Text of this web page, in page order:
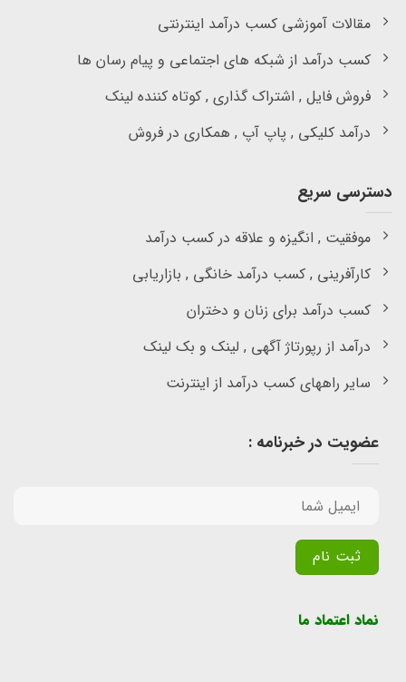
مقالات آموزشی کسب درآمد اینترنتی
کسب درآمد از شبکه های اجتماعی و پیام رسان ها
فروش فایل , اشتراک گذاری , کوتاه کننده لینک
درآمد کلیکی , پاپ آپ , همکاری در فروش
دسترسی سریع
موفقیت , انگیزه و علاقه در کسب درآمد
کارآفرینی , کسب درآمد خانگی , بازاریابی
کسب درآمد برای زنان و دختران
درآمد از رپورتاژ آگهی , لینک و بک لینک
سایر راههای کسب درآمد از اینترنت
عضویت در خبرنامه :
نماد اعتماد ما